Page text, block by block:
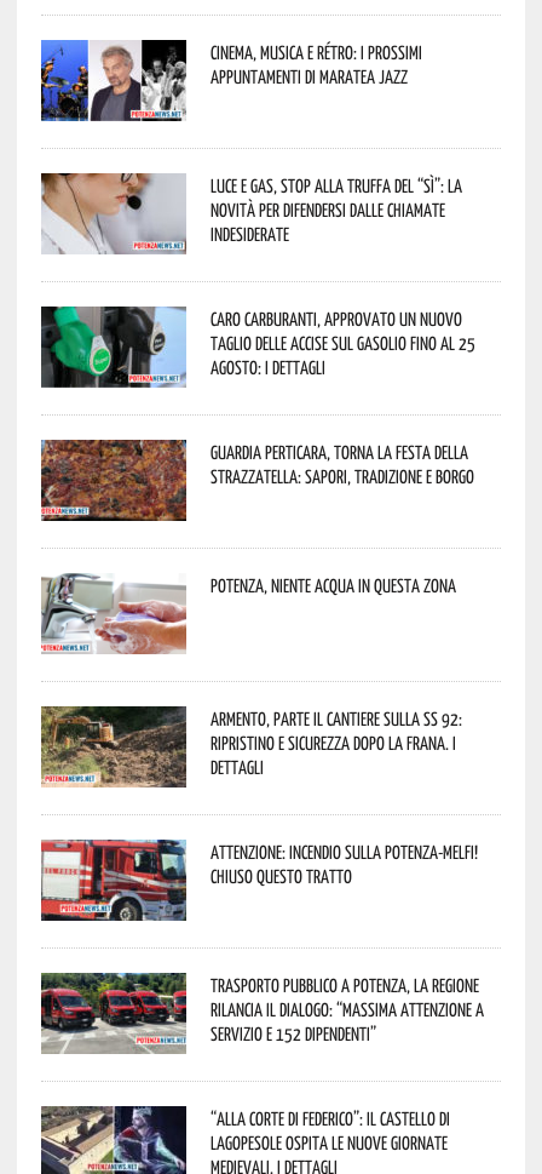
Cinema, musica e rétro: i prossimi
appuntamenti di Maratea Jazz
Luce e gas, stop alla truffa del “Sì”: la
novità per difendersi dalle chiamate
indesiderate
Caro carburanti, approvato un nuovo
taglio delle accise sul gasolio fino al 25
agosto: i dettagli
Guardia Perticara, torna la Festa della
Strazzatella: sapori, tradizione e borgo
Potenza, niente acqua in questa zona
Armento, parte il cantiere sulla SS 92:
ripristino e sicurezza dopo la frana. I
dettagli
Attenzione: incendio sulla Potenza-Melfi!
Chiuso questo tratto
Trasporto pubblico a Potenza, la Regione
rilancia il dialogo: “Massima attenzione a
servizio e 152 dipendenti”
“Alla corte di Federico”: il Castello di
Lagopesole ospita le nuove Giornate
Medievali. I dettagli